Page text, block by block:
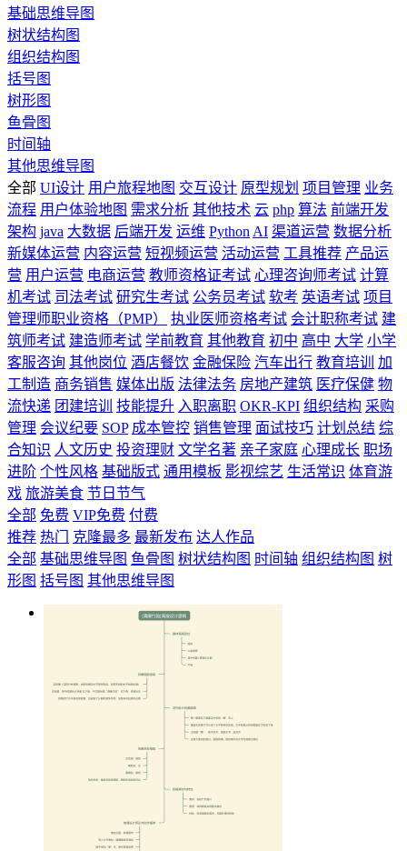
基础思维导图
树状结构图
组织结构图
括号图
树形图
鱼骨图
时间轴
其他思维导图
全部 UI设计 用户旅程地图 交互设计 原型规划 项目管理 业务
流程 用户体验地图 需求分析 其他技术 云 php 算法 前端开发
架构 java 大数据 后端开发 运维 Python AI 渠道运营 数据分析
新媒体运营 内容运营 短视频运营 活动运营 工具推荐 产品运
营 用户运营 电商运营 教师资格证考试 心理咨询师考试 计算
机考试 司法考试 研究生考试 公务员考试 软考 英语考试 项目
管理师职业资格（PMP）
执业医师资格考试 会计职称考试 建
筑师考试 建造师考试 学前教育 其他教育 初中 高中 大学 小学
客服咨询 其他岗位 酒店餐饮 金融保险 汽车出行 教育培训
加
工制造 商务销售 媒体出版 法律法务 房地产建筑 医疗保健 物
流快递 团建培训 技能提升 入职离职 OKR-KPI 组织结构 采购
管理 会议纪要 SOP 成本管控 销售管理 面试技巧 计划总结 综
合知识 人文历史 投资理财 文学名著 亲子家庭 心理成长 职场
进阶 个性风格 基础版式 通用模板 影视综艺 生活常识 体育游
戏 旅游美食 节日节气
全部 免费 VIP免费 付费
推荐 热门 克隆最多 最新发布 达人作品
全部 基础思维导图 鱼骨图 树状结构图 时间轴 组织结构图 树
形图 括号图 其他思维导图